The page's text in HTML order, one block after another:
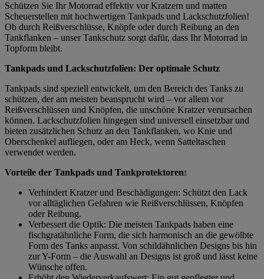
Schützen Sie Ihr Motorrad effektiv vor Kratzern und matten
Scheuerstellen mit hochwertigen Tankpads und Lackschutzfolien!
Ob durch Reißverschlüsse, Knöpfe oder durch Reibung an den
Tankflanken – unser Tankschutz sorgt dafür, dass Ihr Motorrad in
Topform bleibt.
Tankpads und Lackschutzfolien: Der optimale Schutz
Tankpads sind speziell entwickelt, um den Bereich des Tanks zu
schützen, der am meisten beansprucht wird – vor allem vor
Reißverschlüssen und Knöpfen, die unschöne Kratzer verursachen
können. Lackschutzfolien hingegen sind universell einsetzbar und
bieten zusätzlichen Schutz an den Tankflanken, wo Knie und
Oberschenkel aufliegen, oder am Heck, wenn Satteltaschen
verwendet werden.
Vorteile der Tankpads und Tankprotektoren:
Verhindert Kratzer und Beschädigungen: Schützt den Lack
vor alltäglichen Gefahren wie Reißverschlüssen, Knöpfen
oder Reibung.
Verbessert die Optik: Die meisten Tankpads haben eine
fischgratähnliche Form, die sich harmonisch an die gewölbte
Form des Tanks anpasst. Von schildähnlichen Designs bis hin
zur Y-Form – die Auswahl an Designs ist groß und lässt keine
Wünsche offen.